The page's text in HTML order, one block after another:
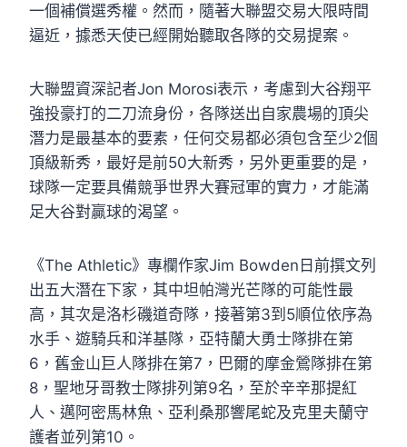
一個補償選秀權。然而，隨著大聯盟交易大限時間
逼近，據悉天使已經開始聽取各隊的交易提案。
大聯盟資深記者Jon Morosi表示，考慮到大谷翔平
強投豪打的二刀流身份，各隊送出自家農場的頂尖
潛力是最基本的要素，任何交易都必須包含至少2個
頂級新秀，最好是前50大新秀，另外更重要的是，
球隊一定要具備競爭世界大賽冠軍的實力，才能滿
足大谷對贏球的渴望。
《The Athletic》專欄作家Jim Bowden日前撰文列
出五大潛在下家，其中坦帕灣光芒隊的可能性最
高，其次是洛杉磯道奇隊，接著第3到5順位依序為
水手、遊騎兵和洋基隊，亞特蘭大勇士隊排在第
6，舊金山巨人隊排在第7，巴爾的摩金鶯隊排在第
8，聖地牙哥教士隊排列第9名，至於辛辛那提紅
人、邁阿密馬林魚、亞利桑那響尾蛇及克里夫蘭守
護者並列第10。